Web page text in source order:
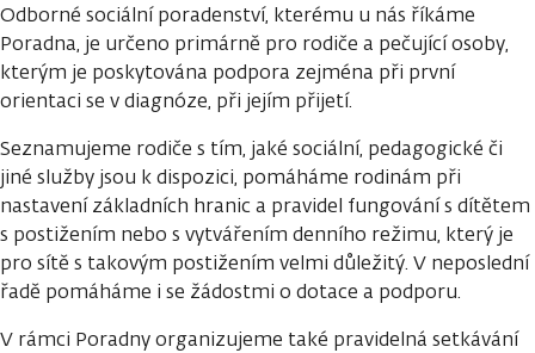
Odborné sociální poradenství, kterému u nás říkáme
Poradna, je určeno primárně pro rodiče a pečující osoby,
kterým je poskytována podpora zejména při první
orientaci se v diagnóze, při jejím přijetí.
Seznamujeme rodiče s tím, jaké sociální, pedagogické či
jiné služby jsou k dispozici, pomáháme rodinám při
nastavení základních hranic a pravidel fungování s dítětem
s postižením nebo s vytvářením denního režimu, který je
pro sítě s takovým postižením velmi důležitý. V neposlední
řadě pomáháme i se žádostmi o dotace a podporu.
V rámci Poradny organizujeme také pravidelná setkávání